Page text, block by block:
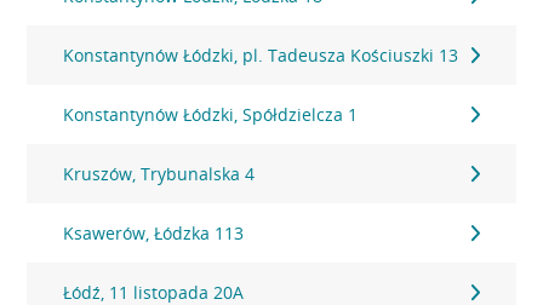
Konstantynów Łódzki, pl. Tadeusza Kościuszki 13
Konstantynów Łódzki, Spółdzielcza 1
Kruszów, Trybunalska 4
Ksawerów, Łódzka 113
Łódź, 11 listopada 20A